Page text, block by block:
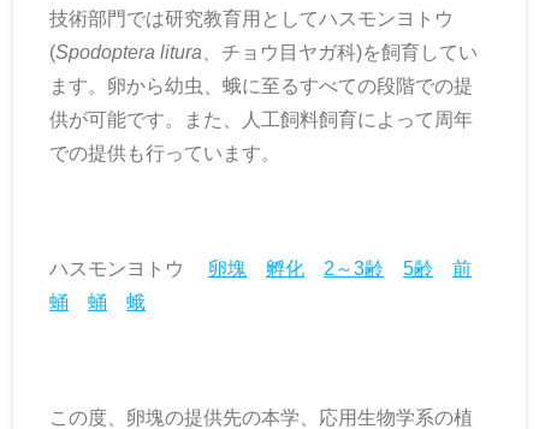
技術部門では研究教育用としてハスモンヨトウ
(Spodoptera litura 、チョウ目ヤガ科)を飼育してい
ます。卵から幼虫、蛾に至るすべての段階での提
供が可能です。また、人工飼料飼育によって周年
での提供も行っています。
ハスモンヨトウ 卵塊 孵化 2～3齢 5齢
前
蛹
蛹 蛾
この度、卵塊の提供先の本学、応用生物学系の植